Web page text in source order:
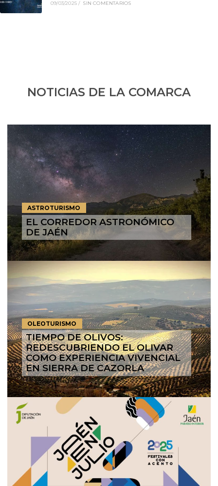
09/03/2025 / SIN COMENTARIOS
NOTICIAS DE LA COMARCA
ASTROTURISMO
EL CORREDOR ASTRONÓMICO
DE JAÉN
OLEOTURISMO
TIEMPO DE OLIVOS:
REDESCUBRIENDO EL OLIVAR
COMO EXPERIENCIA VIVENCIAL
EN SIERRA DE CAZORLA